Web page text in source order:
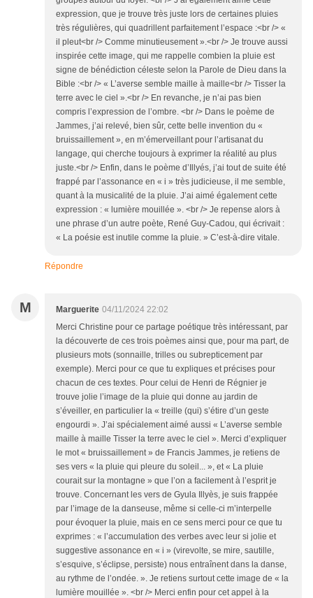
expression, que je trouve très juste lors de certaines pluies
très régulières, qui quadrillent parfaitement l’espace :<br /> «
il pleut<br /> Comme minutieusement ».<br /> Je trouve aussi
inspirée cette image, qui me rappelle combien la pluie est
signe de bénédiction céleste selon la Parole de Dieu dans la
Bible :<br /> « L’averse semble maille à maille<br /> Tisser la
terre avec le ciel ».<br /> En revanche, je n’ai pas bien
compris l’expression de l’ombre. <br /> Dans le poème de
Jammes, j’ai relevé, bien sûr, cette belle invention du «
bruissaillement », en m’émerveillant pour l’artisanat du
langage, qui cherche toujours à exprimer la réalité au plus
juste.<br /> Enfin, dans le poème d’Illyés, j’ai tout de suite été
frappé par l’assonance en « i » très judicieuse, il me semble,
quant à la musicalité de la pluie. J’ai aimé également cette
expression : « lumière mouillée ». <br /> Je repense alors à
une phrase d’un autre poète, René Guy-Cadou, qui écrivait :
« La poésie est inutile comme la pluie. » C’est-à-dire vitale.
Répondre
M Marguerite 04/11/2024 22:02
Merci Christine pour ce partage poétique très intéressant, par
la découverte de ces trois poèmes ainsi que, pour ma part, de
plusieurs mots (sonnaille, trilles ou subrepticement par
exemple). Merci pour ce que tu expliques et précises pour
chacun de ces textes. Pour celui de Henri de Régnier je
trouve jolie l’image de la pluie qui donne au jardin de
s’éveiller, en particulier la « treille (qui) s’étire d’un geste
engourdi ». J’ai spécialement aimé aussi « L’averse semble
maille à maille Tisser la terre avec le ciel ». Merci d’expliquer
le mot « bruissaillement » de Francis Jammes, je retiens de
ses vers « la pluie qui pleure du soleil... », et « La pluie
courait sur la montagne » que l’on a facilement à l’esprit je
trouve. Concernant les vers de Gyula Illyès, je suis frappée
par l’image de la danseuse, même si celle-ci m’interpelle
pour évoquer la pluie, mais en ce sens merci pour ce que tu
exprimes : « l’accumulation des verbes avec leur si jolie et
suggestive assonance en « i » (virevolte, se mire, sautille,
s’esquive, s’éclipse, persiste) nous entraînent dans la danse,
au rythme de l’ondée. ». Je retiens surtout cette image de « la
lumière mouillée ». <br /> Merci enfin pour cet appel à la